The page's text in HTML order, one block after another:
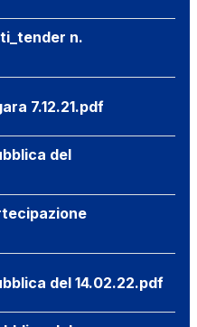
n.
7.12.21.pdf
del
del 14.02.22.pdf